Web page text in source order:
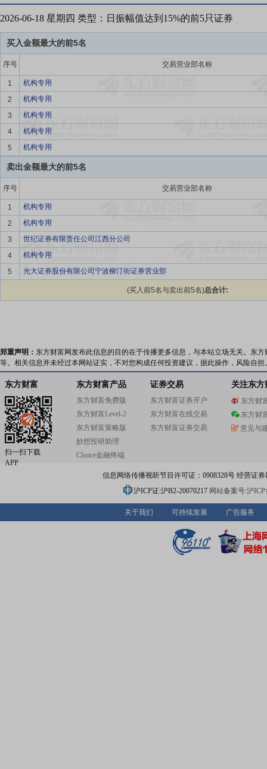
2026-06-18 星期四 类型：日振幅值达到15%的前5只证券
买入金额最大的前5名
序号 交易营业部名称
1
机构专用
2
机构专用
3
机构专用
4
机构专用
5
机构专用
卖出金额最大的前5名
序号 交易营业部名称
1
机构专用
2
机构专用
3
世纪证券有限责任公司江西分公司
4
机构专用
5
光大证券股份有限公司宁波柳汀街证券营业部
(买入前5名与卖出前5名)总合计:
郑重声明： 东方财富网发布此信息的目的在于传播更多信息，与本站立场无关。东
等。相关信息并未经过本网站证实，不对您构成任何投资建议，据此操作，风险自担